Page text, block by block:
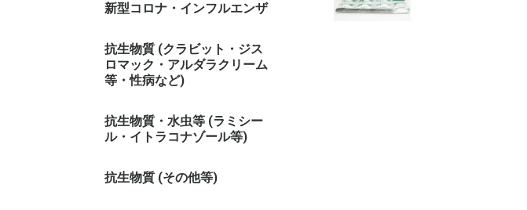
新型コロナ・インフルエンザ
抗生物質 (クラビット・ジス
ロマック・アルダラクリーム
等・性病など)
抗生物質・水虫等 (ラミシー
ル・イトラコナゾール等)
抗生物質 (その他等)